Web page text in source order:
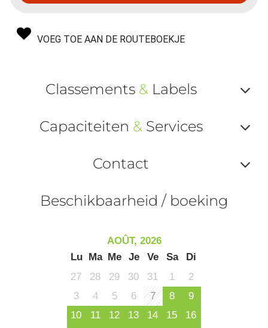
VOEG TOE AAN DE ROUTEBOEKJE
Classements &Labels
ou
Capaciteiten &Services
ou
Contact
Beschikbaarheid / boeking
AOÛT, 2026
Lu
Ma Me Je Ve Sa
Di
27
28 29 30 31 1
2
3
4 5 6 7 8
9
10
11 12 13 14 15
16